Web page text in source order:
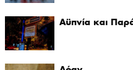
Αϋπνία και